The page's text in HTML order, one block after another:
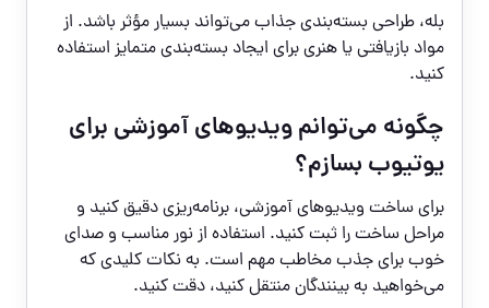
بله، طراحی بسته‌بندی جذاب می‌تواند بسیار مؤثر باشد. از
مواد بازیافتی یا هنری برای ایجاد بسته‌بندی متمایز استفاده
کنید.
چگونه می‌توانم ویدیوهای آموزشی برای
یوتیوب بسازم؟
برای ساخت ویدیوهای آموزشی، برنامه‌ریزی دقیق کنید و
مراحل ساخت را ثبت کنید. استفاده از نور مناسب و صدای
خوب برای جذب مخاطب مهم است. به نکات کلیدی که
می‌خواهید به بینندگان منتقل کنید، دقت کنید.